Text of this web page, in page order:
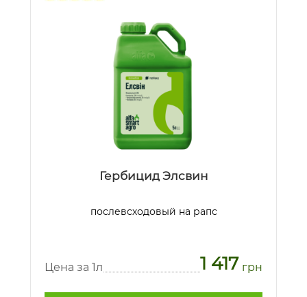
Гербицид Элсвин
послевсходовый на рапс
Цена за 1л 1 417 грн